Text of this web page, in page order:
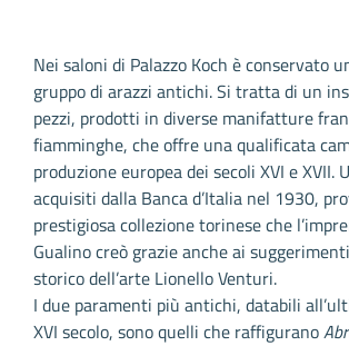
Nei saloni di Palazzo Koch è conservato
gruppo di arazzi antichi. Si tratta di un
pezzi, prodotti in diverse manifatture
fiamminghe, che offre una qualificata
produzione europea dei secoli XVI e XVII.
acquisiti dalla Banca d’Italia nel 1930,
prestigiosa collezione torinese che
Gualino creò grazie anche ai
storico dell’arte Lionello Venturi.
I due paramenti più antichi, databili
XVI secolo, sono quelli che raffigurano